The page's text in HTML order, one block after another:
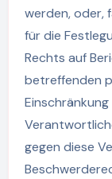
werden, oder,
für die
Rechts auf
betreffenden
gegen diese